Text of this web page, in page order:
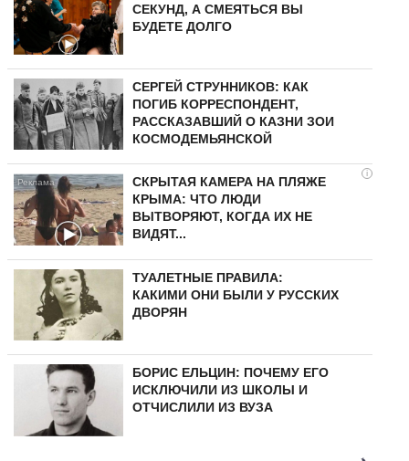
СЕКУНД, А СМЕЯТЬСЯ ВЫ
БУДЕТЕ ДОЛГО
СЕРГЕЙ СТРУННИКОВ: КАК
ПОГИБ КОРРЕСПОНДЕНТ,
РАССКАЗАВШИЙ О КАЗНИ ЗОИ
КОСМОДЕМЬЯНСКОЙ
i
СКРЫТАЯ КАМЕРА НА ПЛЯЖЕ
КРЫМА: ЧТО ЛЮДИ
ВЫТВОРЯЮТ, КОГДА ИХ НЕ
ВИДЯТ...
ТУАЛЕТНЫЕ ПРАВИЛА:
КАКИМИ ОНИ БЫЛИ У РУССКИХ
ДВОРЯН
БОРИС ЕЛЬЦИН: ПОЧЕМУ ЕГО
ИСКЛЮЧИЛИ ИЗ ШКОЛЫ И
ОТЧИСЛИЛИ ИЗ ВУЗА